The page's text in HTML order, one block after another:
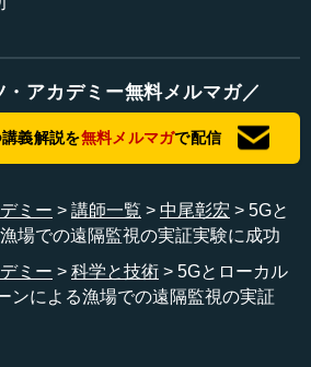
少し異なるのは、今回の場合、大
実際に遠隔で操作するという点で
ないとうまくいきません。この実
と低遅延通信という両方の性質を使
り、注目を集めています。
ラグのない水中ドローンの操縦
組みを、上のスライドに示しまし
・アカデミー無料メルマガ／
義解説を無料メルマガで配信
ミー 講師一覧 中尾彰宏
5Gと
場での遠隔監視の実証実験に成功
ミー
科学と技術
5Gとローカル
ンによる漁場での遠隔監視の実証